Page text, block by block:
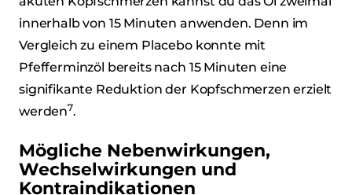
innerhalb von 15 Minuten anwenden. Denn im
Vergleich zu einem Placebo konnte mit
Pfefferminzöl bereits nach 15 Minuten eine
signifikante Reduktion der Kopfschmerzen erzielt
werden7.
Mögliche Nebenwirkungen,
Wechselwirkungen und
Kontraindikationen